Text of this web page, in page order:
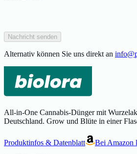
Nachricht senden
Alternativ können Sie uns direkt an
All-in-One Cannabis-Dünger mit
Deutschland. Grow und Blüte in einer
Produktinfos & Datenblatt
Bei Amazon